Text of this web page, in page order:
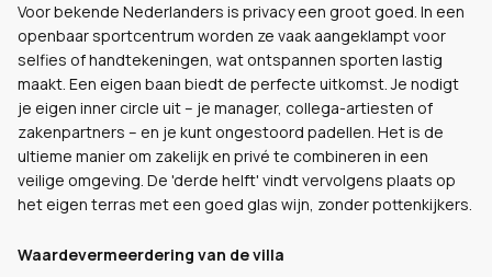
Voor bekende Nederlanders is privacy een groot goed. In een
openbaar sportcentrum worden ze vaak aangeklampt voor
selfies of handtekeningen, wat ontspannen sporten lastig
maakt. Een eigen baan biedt de perfecte uitkomst. Je nodigt
je eigen inner circle uit – je manager, collega-artiesten of
zakenpartners – en je kunt ongestoord padellen. Het is de
ultieme manier om zakelijk en privé te combineren in een
veilige omgeving. De 'derde helft' vindt vervolgens plaats op
het eigen terras met een goed glas wijn, zonder pottenkijkers.
Waardevermeerdering van de villa